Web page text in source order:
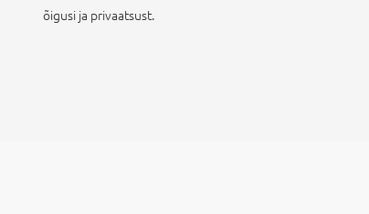
õigusi ja privaatsust.